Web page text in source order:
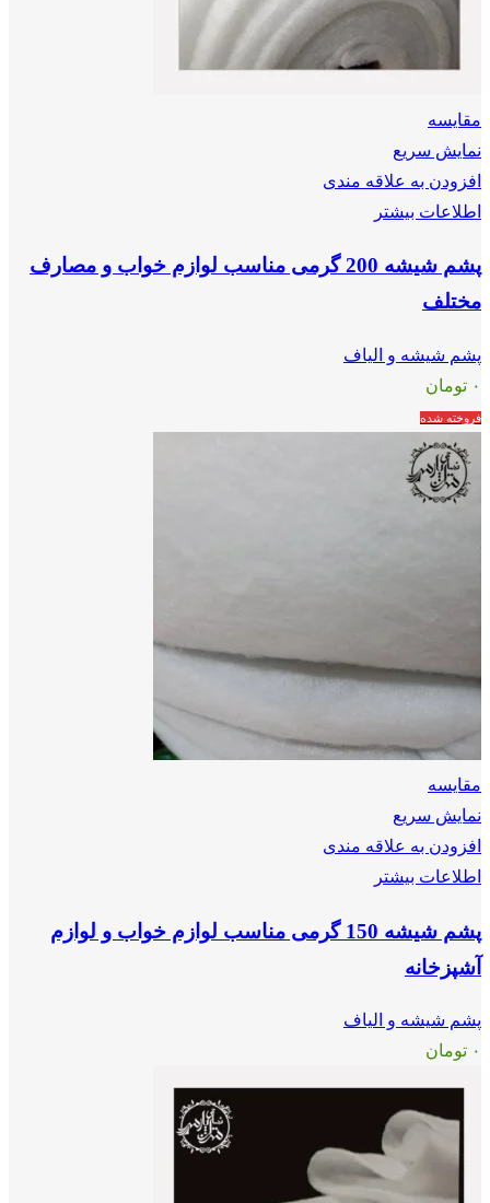
مقايسه
نمایش سریع
افزودن به علاقه مندی
اطلاعات بیشتر
پشم شیشه 200 گرمی مناسب لوازم خواب و مصارف
مختلف
پشم شیشه و الیاف
۰ تومان
فروخته شده
مقايسه
نمایش سریع
افزودن به علاقه مندی
اطلاعات بیشتر
پشم شیشه 150 گرمی مناسب لوازم خواب و لوازم
آشپزخانه
پشم شیشه و الیاف
۰ تومان